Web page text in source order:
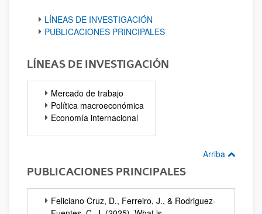
LÍNEAS DE INVESTIGACIÓN
PUBLICACIONES PRINCIPALES
LÍNEAS DE INVESTIGACIÓN
Mercado de trabajo
Política macroeconómica
Economía internacional
Arriba
PUBLICACIONES PRINCIPALES
Feliciano Cruz, D., Ferreiro, J., & Rodriguez-